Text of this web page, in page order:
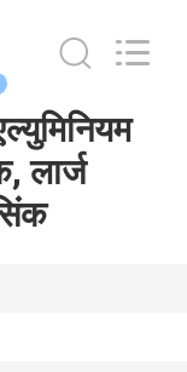
लार्ज